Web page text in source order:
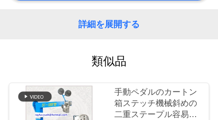
管
詳細を展開する
類似品
手動ペダルのカートン
箱ステッチ機械斜めの
二重ステープル容易な